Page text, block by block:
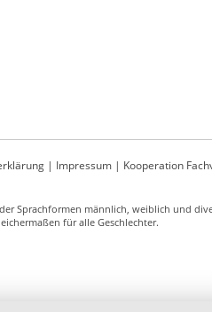
| Impressum| Kooperation
Sprachformen männlich, weiblich und
für alle Geschlechter.